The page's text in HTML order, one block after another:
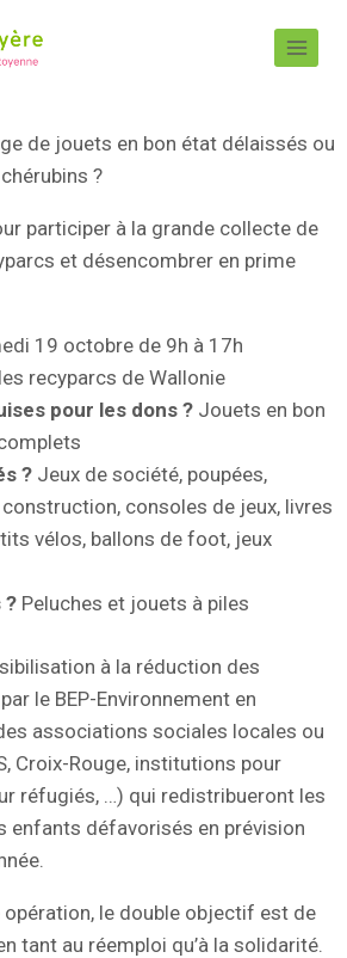
de jouets en bon état délaissés ou
?
participer à la grande collecte de
et désencombrer en prime
19 octobre de 9h à 17h
recyparcs de Wallonie
pour les dons ?Jouets en bon
?Jeux de société, poupées,
consoles de jeux, livres
vélos, ballons de foot, jeux
?Peluches et jouets à piles
à la réduction des
le BEP-Environnement en
associations sociales locales ou
Croix-Rouge, institutions pour
réfugiés, …) qui redistribueront les
enfants défavorisés en prévision
opération, le double objectif est de
tant au réemploi qu’à la solidarité.